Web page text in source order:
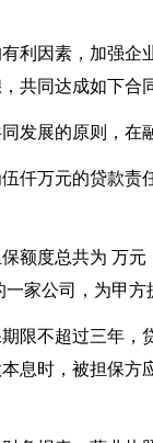
利因素，加强企
共同达成如下合
发展的原则，在
仟万元的贷款责
额度总共为 万
家公司，为甲方
限不超过三年，
息时，被担保方